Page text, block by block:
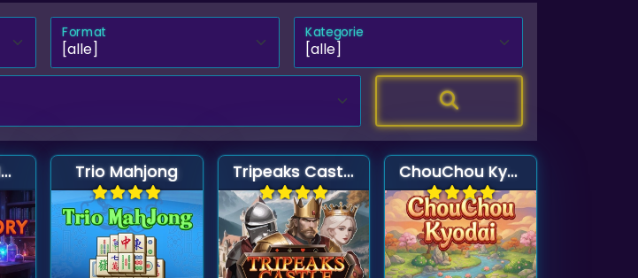
Format Kategorie
Magisches Memory Trio Mahjong Tripeaks Castle ChouChou Kyodai